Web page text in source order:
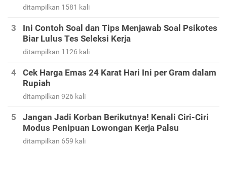
ditampilkan 1581 kali
Ini Contoh Soal dan Tips Menjawab Soal Psikotes
Biar Lulus Tes Seleksi Kerja
ditampilkan 1126 kali
Cek Harga Emas 24 Karat Hari Ini per Gram dalam
Rupiah
ditampilkan 926 kali
Jangan Jadi Korban Berikutnya! Kenali Ciri-Ciri
Modus Penipuan Lowongan Kerja Palsu
ditampilkan 659 kali